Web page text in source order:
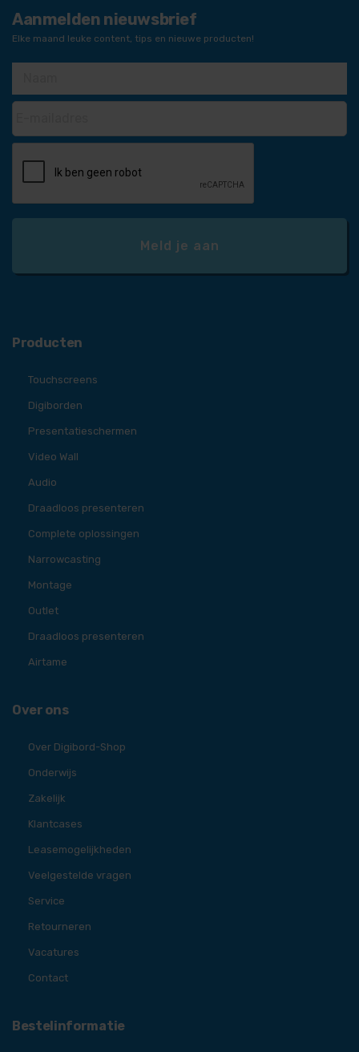
Aanmelden nieuwsbrief
Elke maand leuke content, tips en nieuwe producten!
Producten
Touchscreens
Digiborden
Presentatieschermen
Video Wall
Audio
Draadloos presenteren
Complete oplossingen
Narrowcasting
Montage
Outlet
Draadloos presenteren
Airtame
Over ons
Over Digibord-Shop
Onderwijs
Zakelijk
Klantcases
Leasemogelijkheden
Veelgestelde vragen
Service
Retourneren
Vacatures
Contact
Bestelinformatie